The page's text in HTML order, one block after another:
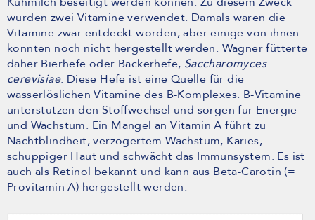
wurden zwei Vitamine verwendet. Damals waren die
Vitamine zwar entdeckt worden, aber einige von ihnen
konnten noch nicht hergestellt werden. Wagner fütterte
daher Bierhefe oder Bäckerhefe, Saccharomyces
cerevisiae. Diese Hefe ist eine Quelle für die
wasserlöslichen Vitamine des B-Komplexes. B-Vitamine
unterstützen den Stoffwechsel und sorgen für Energie
und Wachstum. Ein Mangel an Vitamin A führt zu
Nachtblindheit, verzögertem Wachstum, Karies,
schuppiger Haut und schwächt das Immunsystem. Es ist
auch als Retinol bekannt und kann aus Beta-Carotin (=
Provitamin A) hergestellt werden.